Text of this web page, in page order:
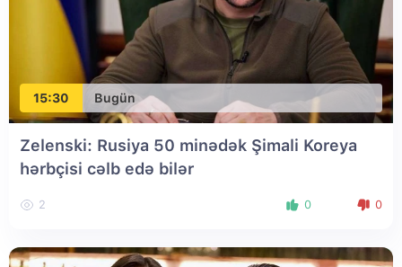
15:30 Bugün
Zelenski: Rusiya 50 minədək Şimali Koreya
hərbçisi cəlb edə bilər
2 0 0